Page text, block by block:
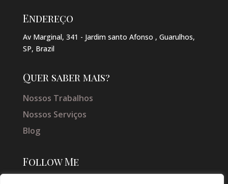
Endereço
Av Marginal, 341 - Jardim santo Afonso , Guarulhos,
SP, Brazil
Quer saber mais?
Nossos Trabalhos
Nossos Serviços
Blog
Follow Me